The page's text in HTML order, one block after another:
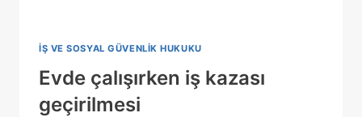
IŞ VE SOSYAL GÜVENLIK HUKUKU
Evde çalışırken iş kazası
geçirilmesi